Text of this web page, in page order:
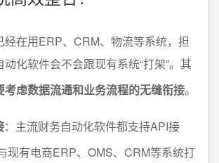
经在用ERP、CRM、物流等系统，担
化软件会不会跟现有系统“打架”。其
考虑数据流通和业务流程的无缝衔接。
：主流财务自动化软件都支持API接
现有电商ERP、OMS、CRM等系统打